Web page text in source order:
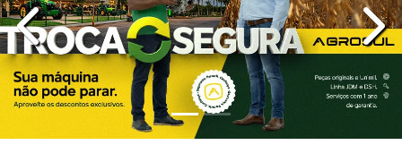
templates.template-